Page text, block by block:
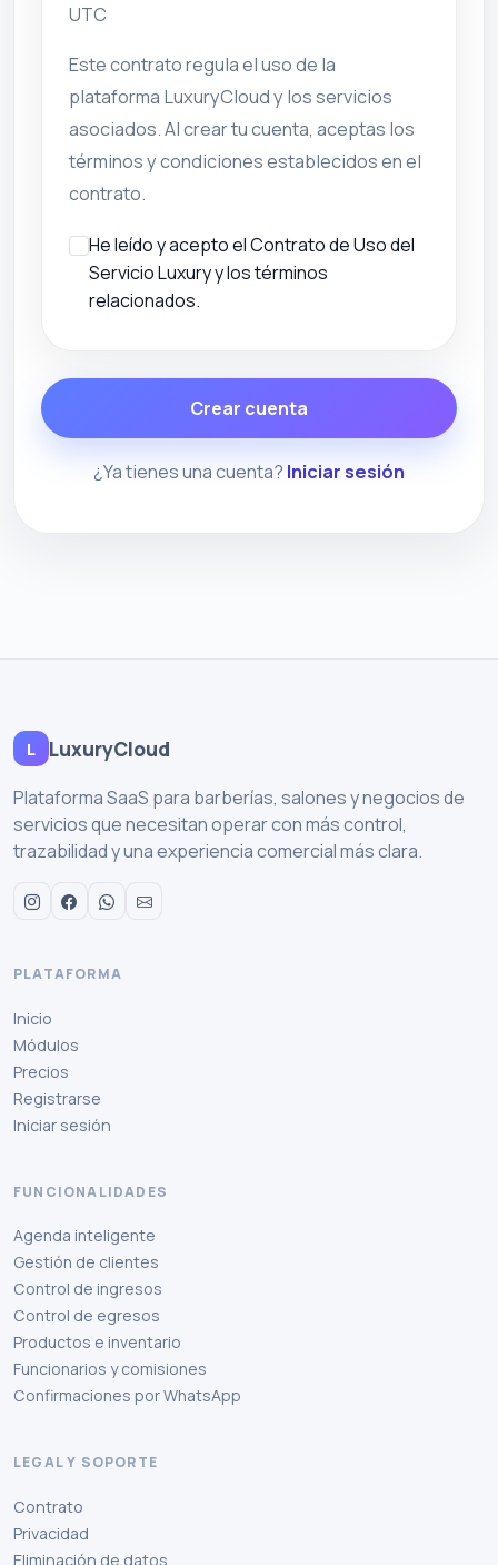
UTC
Este contrato regula el uso de la
plataforma LuxuryCloud y los servicios
asociados. Al crear tu cuenta, aceptas los
términos y condiciones establecidos en el
contrato.
He leído y acepto el Contrato de Uso del
Servicio Luxury y los términos
relacionados.
Crear cuenta
¿Ya tienes una cuenta? Iniciar sesión
L LuxuryCloud
Plataforma SaaS para barberías, salones y negocios de
servicios que necesitan operar con más control,
trazabilidad y una experiencia comercial más clara.
PLATAFORMA
Inicio
Módulos
Precios
Registrarse
Iniciar sesión
FUNCIONALIDADES
Agenda inteligente
Gestión de clientes
Control de ingresos
Control de egresos
Productos e inventario
Funcionarios y comisiones
Confirmaciones por WhatsApp
LEGAL Y SOPORTE
Contrato
Privacidad
Eliminación de datos